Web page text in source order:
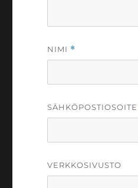
NIMI *
SÄHKÖPOSTIOSOITE
VERKKOSIVUSTO